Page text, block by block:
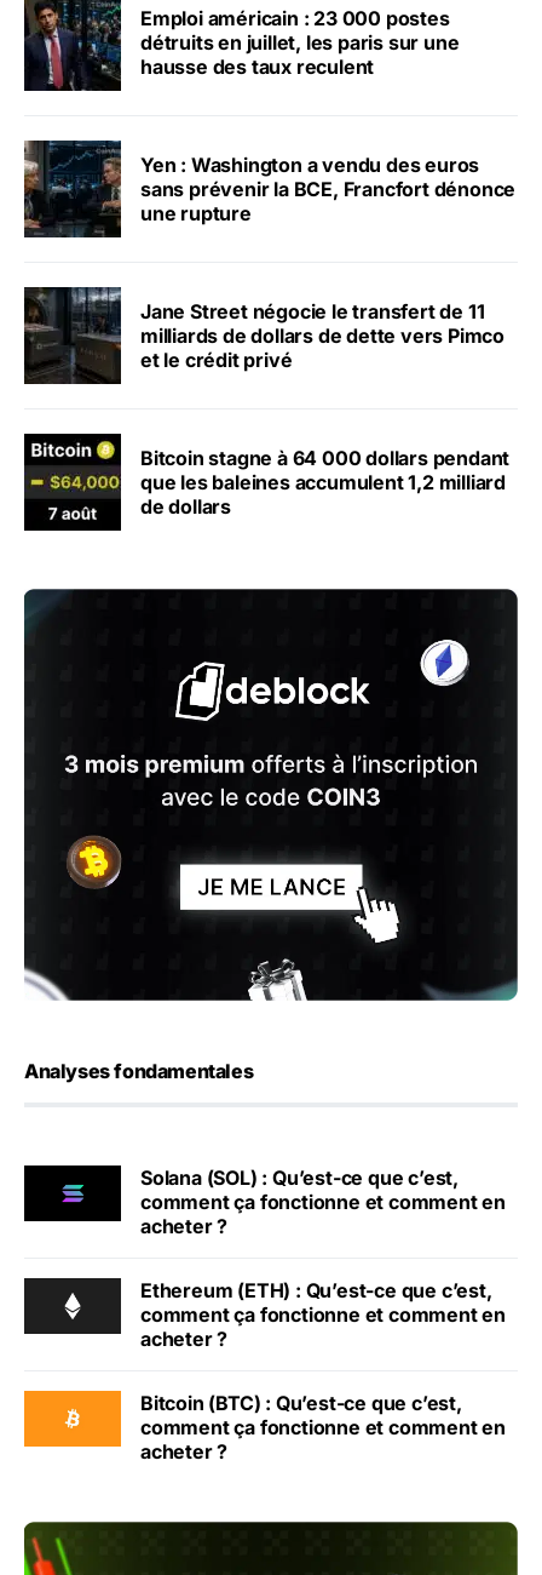
Emploi américain : 23 000 postes
détruits en juillet, les paris sur une
hausse des taux reculent
Yen : Washington a vendu des euros
sans prévenir la BCE, Francfort dénonce
une rupture
Jane Street négocie le transfert de 11
milliards de dollars de dette vers Pimco
et le crédit privé
Bitcoin stagne à 64 000 dollars pendant
que les baleines accumulent 1,2 milliard
de dollars
Analyses fondamentales
Solana (SOL) : Qu’est-ce que c’est,
comment ça fonctionne et comment en
acheter ?
Ethereum (ETH) : Qu’est-ce que c’est,
comment ça fonctionne et comment en
acheter ?
Bitcoin (BTC) : Qu’est-ce que c’est,
comment ça fonctionne et comment en
acheter ?